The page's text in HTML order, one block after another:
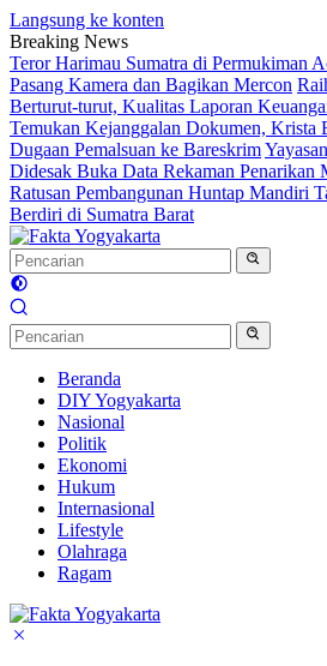
Langsung ke konten
Breaking News
Teror Harimau Sumatra di Permukiman
Pasang Kamera dan Bagikan Mercon
Berturut-turut, Kualitas Laporan
Temukan Kejanggalan Dokumen, Krista
Dugaan Pemalsuan ke Bareskrim
Didesak Buka Data Rekaman Penarikan
Ratusan Pembangunan Huntap Mandiri
Berdiri di Sumatra Barat
Beranda
DIY Yogyakarta
Nasional
Politik
Ekonomi
Hukum
Internasional
Lifestyle
Olahraga
Ragam